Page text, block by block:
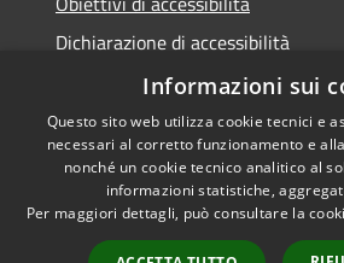
Dichiarazione di accessibilità
Open Data
RSS
Accessibilità
Informazioni sui
Questo sito web utilizza cookie tecnici e
necessari al corretto funzionamento e
nonché un cookie tecnico analitico al
informazioni statistiche,
Per maggiori dettagli, può consultare la